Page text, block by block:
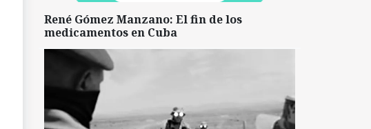
René Gómez Manzano: El fin de los
medicamentos en Cuba